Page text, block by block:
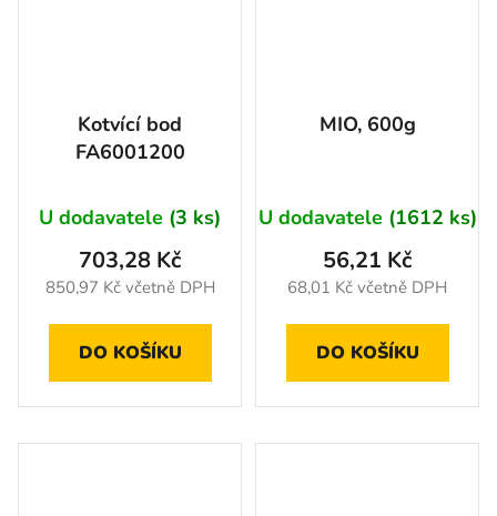
Kotvící bod
FA6001200
U dodavatele (3 ks)
850,97 Kč včetně DPH
703,28 Kč
DO KOŠÍKU
MIO, 600g
U dodavatele (1612 ks)
68,01 Kč včetně DPH
56,21 Kč
DO KOŠÍKU